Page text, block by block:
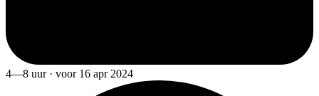
4—8 uur · voor 16 apr 2024